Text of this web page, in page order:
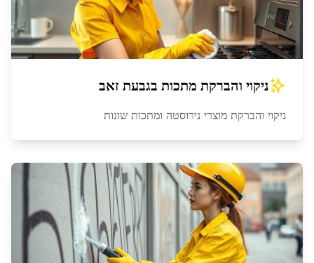
ניקוי והברקת מתכות בגבעת זאב
ניקוי והברקת מוצרי נירוסטה ומתכות שונות